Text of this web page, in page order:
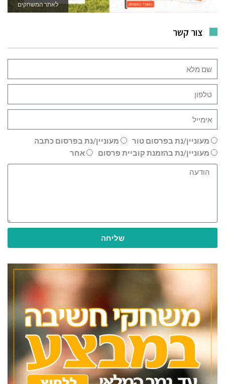
לאתר המשחקים
צור קשר
מעוניין/נת בפרסום טור
מעוניין/נת בפרסום כתבה
מעוניין/נת בהזמנת קוביית פרסום
אחר
שליחה